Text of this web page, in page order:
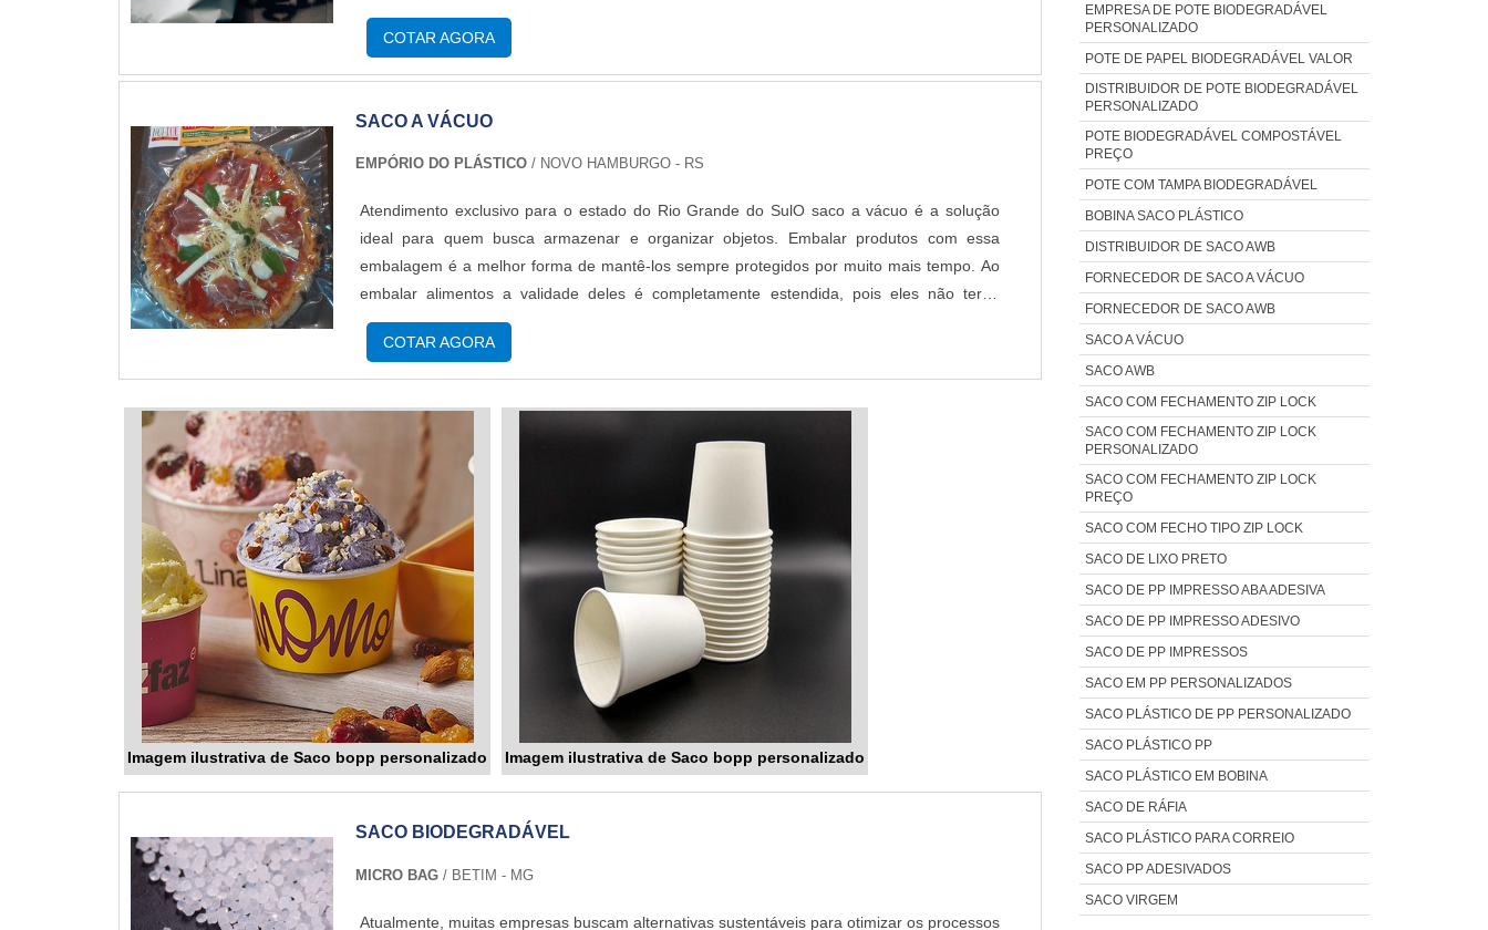
procedência. AS PRINCIPAIS VANTAGENS DO PRODUTOOs sacos de BOPP, ou como
também conhecidos como de polipropileno bio...
COTAR AGORA
SACO A VÁCUO
EMPÓRIO DO PLÁSTICO / NOVO HAMBURGO - RS
Atendimento exclusivo para o estado do Rio Grande do SulO saco a vácuo é a solução
ideal para quem busca armazenar e organizar objetos. Embalar produtos com essa
embalagem é a melhor forma de mantê-los sempre protegidos por muito mais tempo. Ao
embalar alimentos a validade deles é completamente estendida, pois eles não terão
nenhum contato com o ar e serão pouco afetados pela ação do tempo. Você economiza
muito dinheiro e evita o desper...
COTAR AGORA
Imagem ilustrativa de Saco bopp personalizado Imagem ilustrativa de Saco bopp personalizado
SACO BIODEGRADÁVEL
MICRO BAG/ BETIM - MG
Atualmente, muitas empresas buscam alternativas sustentáveis para otimizar os processos
EMPRESA DE POTE BIODEGRADÁVEL
PERSONALIZADO
POTE DE PAPEL BIODEGRADÁVEL VALOR
DISTRIBUIDOR DE POTE BIODEGRADÁVEL
PERSONALIZADO
POTE BIODEGRADÁVEL COMPOSTÁVEL
PREÇO
POTE COM TAMPA BIODEGRADÁVEL
BOBINA SACO PLÁSTICO
DISTRIBUIDOR DE SACO AWB
FORNECEDOR DE SACO A VÁCUO
FORNECEDOR DE SACO AWB
SACO A VÁCUO
SACO AWB
SACO COM FECHAMENTO ZIP LOCK
SACO COM FECHAMENTO ZIP LOCK
PERSONALIZADO
SACO COM FECHAMENTO ZIP LOCK
PREÇO
SACO COM FECHO TIPO ZIP LOCK
SACO DE LIXO PRETO
SACO DE PP IMPRESSO ABA ADESIVA
SACO DE PP IMPRESSO ADESIVO
SACO DE PP IMPRESSOS
SACO EM PP PERSONALIZADOS
SACO PLÁSTICO DE PP PERSONALIZADO
SACO PLÁSTICO PP
SACO PLÁSTICO EM BOBINA
SACO DE RÁFIA
SACO PLÁSTICO PARA CORREIO
SACO PP ADESIVADOS
SACO VIRGEM